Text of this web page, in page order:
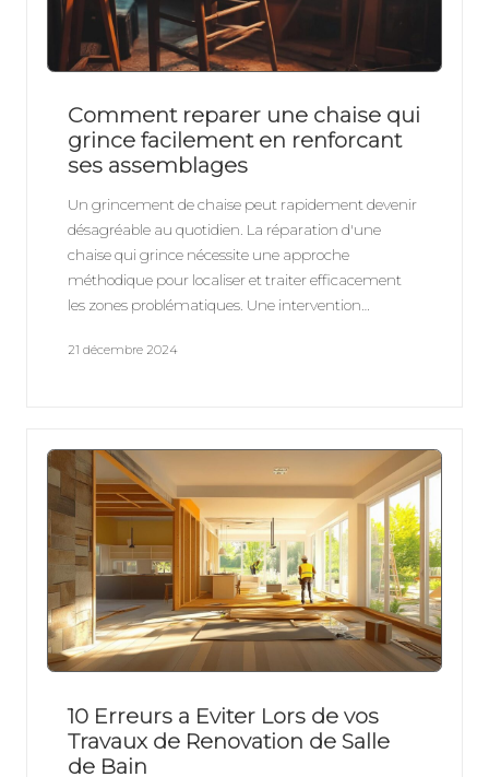
Comment reparer une chaise qui
grince facilement en renforcant
ses assemblages
Un grincement de chaise peut rapidement devenir
désagréable au quotidien. La réparation d'une
chaise qui grince nécessite une approche
méthodique pour localiser et traiter efficacement
les zones problématiques. Une intervention…
21 décembre 2024
10 Erreurs a Eviter Lors de vos
Travaux de Renovation de Salle
de Bain